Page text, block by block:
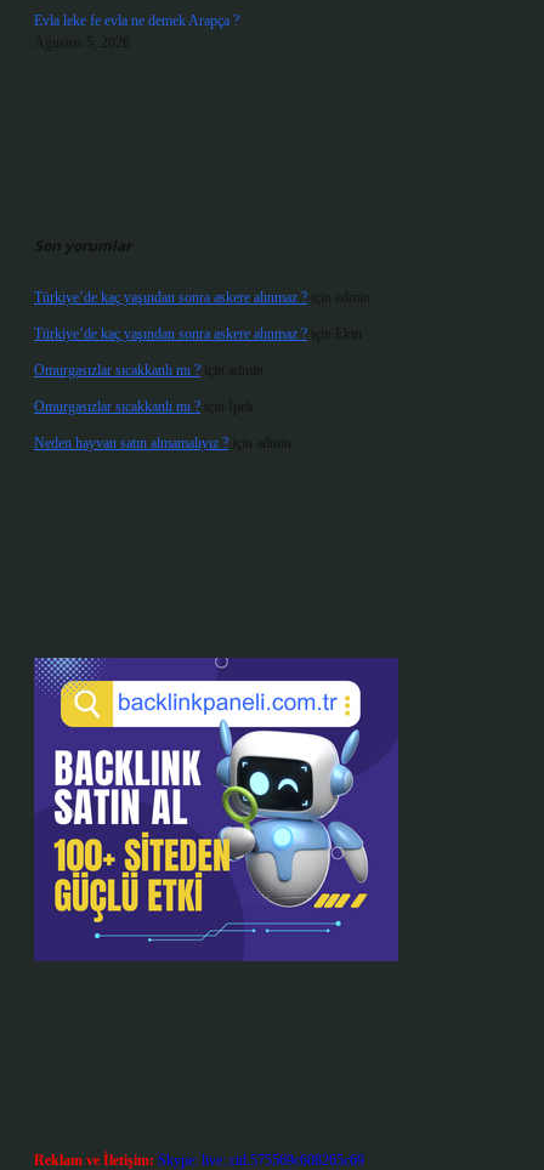
Evla leke fe evla ne demek Arapça ?
Ağustos 5, 2026
Son yorumlar
Türkiye’de kaç yaşından sonra askere alınmaz ? için admin
Türkiye’de kaç yaşından sonra askere alınmaz ? için Ekin
Omurgasızlar sıcakkanlı mı ? için admin
Omurgasızlar sıcakkanlı mı ? için İpek
Neden hayvan satın almamalıyız ? için admin
Reklam ve İletişim: Skype: live:.cid.575569c608265c69